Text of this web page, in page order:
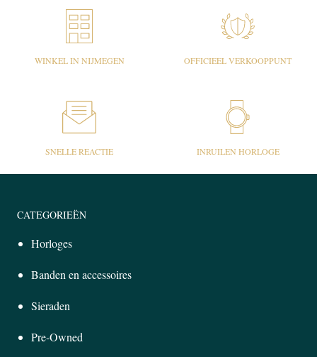
WINKEL IN NIJMEGEN OFFICIEEL VERKOOPPUNT
SNELLE REACTIE INRUILEN HORLOGE
CATEGORIEËN
Horloges
Banden en accessoires
Sieraden
Pre-Owned